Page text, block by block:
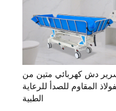
دش كهربائي متين من
المقاوم للصدأ للرعاية
الطبية